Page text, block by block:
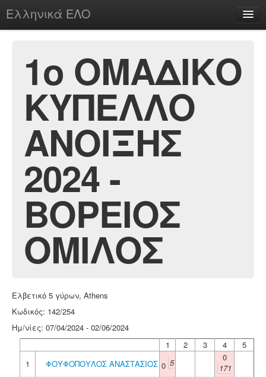
Ελληνικά ΕΛΟ
chesstu.be @ discord
Login
1o ΟΜΑΔΙΚΟ
ΚΥΠΕΛΛΟ
ΑΝΟΙΞΗΣ
2024 -
ΒΟΡΕΙΟΣ
ΟΜΙΛΟΣ
Ελβετικό 5 γύρων, Athens
Κωδικός: 142/254
Ημ/νίες: 07/04/2024 - 02/06/2024
1
2 3 4
5
1
ΦΟΥΦΟΠΟΥΛΟΣ ΑΝΑΣΤΑΣΙΟΣ 0 5
0
171